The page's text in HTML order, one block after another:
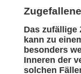
Das zufällige
kann zu
besonders
Inneren der
solchen